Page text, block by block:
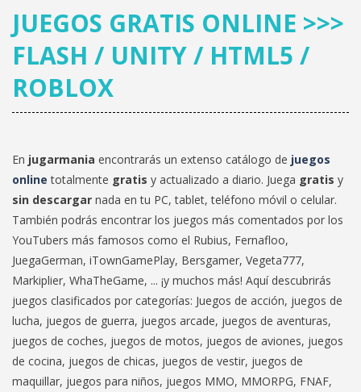
JUEGOS GRATIS ONLINE >>>
FLASH / UNITY / HTML5 /
ROBLOX
En jugarmania encontrarás un extenso catálogo de juegos
online totalmente gratis y actualizado a diario. Juega gratis y
sin descargar nada en tu PC, tablet, teléfono móvil o celular.
También podrás encontrar los juegos más comentados por los
YouTubers más famosos como el Rubius, Fernafloo,
JuegaGerman, iTownGamePlay, Bersgamer, Vegeta777,
Markiplier, WhaTheGame, ... ¡y muchos más! Aquí descubrirás
juegos clasificados por categorías: Juegos de acción, juegos de
lucha, juegos de guerra, juegos arcade, juegos de aventuras,
juegos de coches, juegos de motos, juegos de aviones, juegos
de cocina, juegos de chicas, juegos de vestir, juegos de
maquillar, juegos para niños, juegos MMO, MMORPG, FNAF,